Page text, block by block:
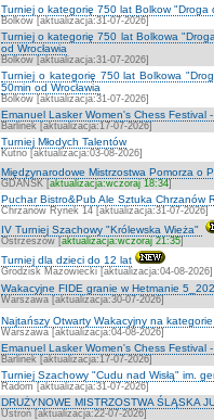
Turniej o kategorię 750 lat Bolkow "Droga
Bolków [aktualizacja:31-07-2026]
Turniej o kategorię 750 lat Bolkowa
od Wrocławia
Bolków [aktualizacja:31-07-2026]
Turniej o kategorię 750 lat Bolkowa
50min od Wrocławia
Bolków [aktualizacja:31-07-2026]
Emanuel Lasker Women's Chess Festival
Barlinek [aktualizacja:17-07-2026]
Turniej Młodych Talentów
Kutno [aktualizacja:03-08-2026]
Międzynarodowe Mistrzostwa Pomorza o
GDAŃSK [aktualizacja:wczoraj 18:34]
Puchar Bistro&Pub Ale Sztuka Chrzanów
Chrzanów Rynek 14 [aktualizacja:31-07-2026]
IV Turniej Szachowy "Królewska Wieża"
Ostrzeszów [aktualizacja:wczoraj 21:35]
Turniej dla dzieci do 12 lat
Grodzisk Mazowiecki [aktualizacja:04-08-2026]
Wakacyjne FIDE granie w Hetmanie
Warszawa [aktualizacja:30-07-2026]
Najtańszy Otwarty Wakacyjny na
Warszawa [aktualizacja:04-08-2026]
Emanuel Lasker Women's Chess Festival
Barlinek [aktualizacja:17-07-2026]
Turniej Szachowy "Cudu nad Wisłą" im.
Radom [aktualizacja:31-07-2026]
DRUŻYNOWE MISTRZOSTWA ŚLĄSKA
Ustroń [aktualizacja:22-07-2026]